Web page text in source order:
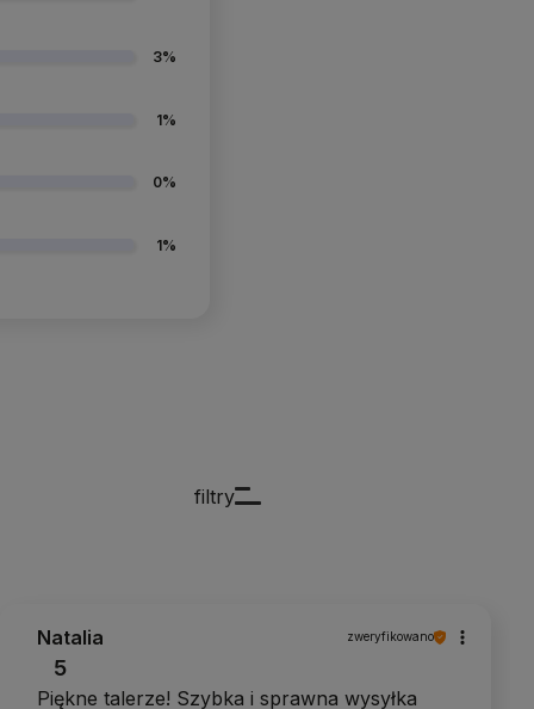
3%
1%
0%
1%
filtry
Natalia zweryfikowano
5
Piękne talerze! Szybka i sprawna wysyłka